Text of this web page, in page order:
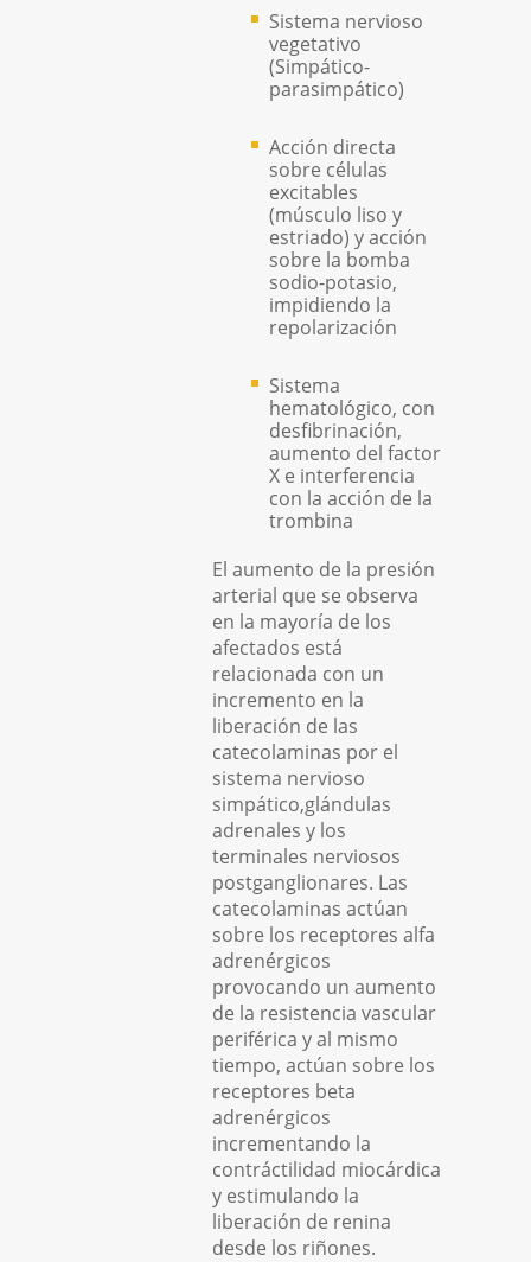
Sistema nervioso
vegetativo
(Simpático-
parasimpático)
Acción directa
sobre células
excitables
(músculo liso y
estriado) y acción
sobre la bomba
sodio-potasio,
impidiendo la
repolarización
Sistema
hematológico, con
desfibrinación,
aumento del factor
X e interferencia
con la acción de la
trombina
El aumento de la presión
arterial que se observa
en la mayoría de los
afectados está
relacionada con un
incremento en la
liberación de las
catecolaminas por el
sistema nervioso
simpático,glándulas
adrenales y los
terminales nerviosos
postganglionares. Las
catecolaminas actúan
sobre los receptores alfa
adrenérgicos
provocando un aumento
de la resistencia vascular
periférica y al mismo
tiempo, actúan sobre los
receptores beta
adrenérgicos
incrementando la
contráctilidad miocárdica
y estimulando la
liberación de renina
desde los riñones.